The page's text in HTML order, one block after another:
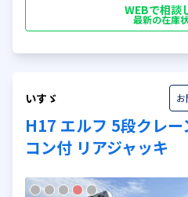
WEBで相談
最新の在庫
いすゞ
H17 エルフ 5段クレ
コン付 リアジャッキ